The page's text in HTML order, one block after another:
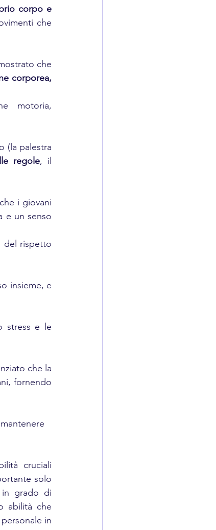
corpo e
che
che
corporea,
motoria,
(la palestra
regole
i giovani
e un senso
del rispetto
insieme, e
stress e le
che la
fornendo
cruciali
solo
in grado di
abilità che
in